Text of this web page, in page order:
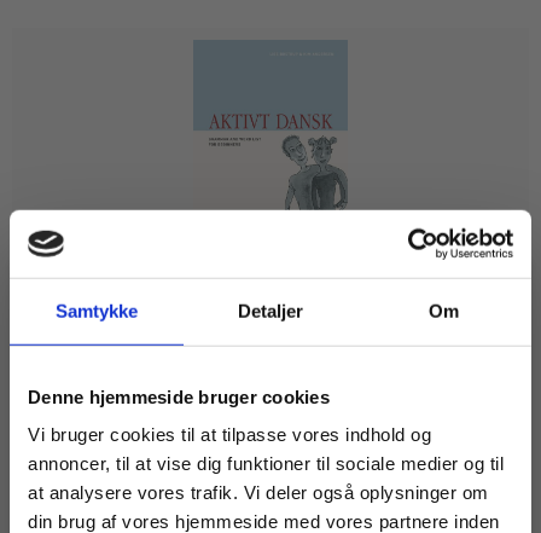
Samtykke Detaljer Om
Denne hjemmeside bruger cookies
Vi bruger cookies til at tilpasse vores indhold og
annoncer, til at vise dig funktioner til sociale medier og til
at analysere vores trafik. Vi deler også oplysninger om
din brug af vores hjemmeside med vores partnere inden
Fra
219,00 KR.
Køb læremidler og find masterclasses mm.
Fortsæt som: